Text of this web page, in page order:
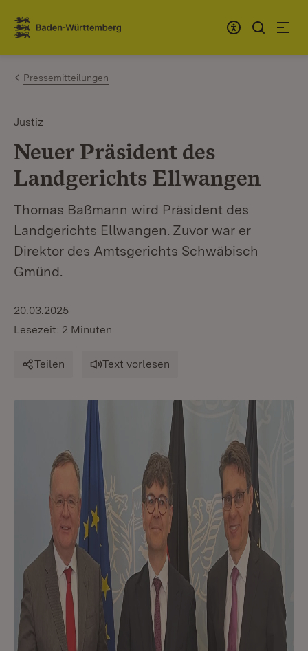
Zum Inhalt springen
Link zur Startseite
Pressemitteilungen
Justiz
Neuer Präsident des
Landgerichts Ellwangen
Thomas Baßmann wird Präsident des
Landgerichts Ellwangen. Zuvor war er
Direktor des Amtsgerichts Schwäbisch
Gmünd.
20.03.2025
Lesezeit: 2 Minuten
Teilen Text vorlesen